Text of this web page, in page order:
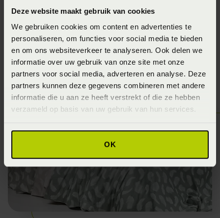
Deze website maakt gebruik van cookies
We gebruiken cookies om content en advertenties te
personaliseren, om functies voor social media te bieden
en om ons websiteverkeer te analyseren. Ook delen we
informatie over uw gebruik van onze site met onze
partners voor social media, adverteren en analyse. Deze
partners kunnen deze gegevens combineren met andere
informatie die u aan ze heeft verstrekt of die ze hebben
verzameld op basis van uw gebruik van hun services.
OK
Zoals moltons, hoeslakens, dekbedovertrekken, spreien
en diversen andere artikelen. Uniek aan de collectie is de
verscheidenheid aan kwaliteit binnen de producten. Zo
kan je kiezen voor een dunner of dikker materiaal in de
maat die jij wenst.